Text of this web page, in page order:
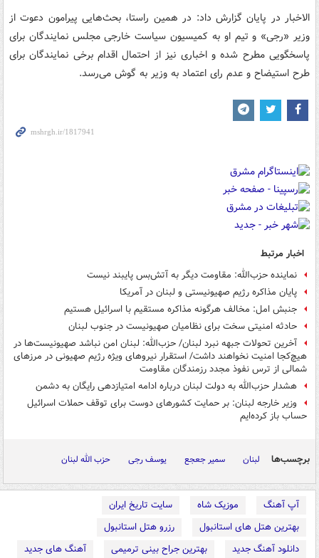
الاخبار در پایان گزارش داد: در همین راستا، بحث‌هایی پیرامون دعوت از
وزیر «رجی» و تیم او به کمیسیون سیاست خارجی مجلس نمایندگان برای
پاسخگویی مطرح شده و اخباری نیز از احتمال اقدام برخی نمایندگان برای
طرح استیضاح و عدم رای اعتماد به وزیر به گوش می‌رسد.
اخبار مرتبط
نماینده حزب‌الله: مقاومت دیگر به آتش‌بس پایبند نیست
پایان مذاکره رژیم صهیونیستی و لبنان در آمریکا
جنبش امل: مخالف هرگونه مذاکره مستقیم با اسرائیل هستیم
حادثه امنیتی سخت برای نظامیان صهیونیست در جنوب لبنان
آخرین تحولات جبهه نبرد لبنان/ حزب‌الله: لبنان امن نباشد صهیونیست‌ها در
هیچ‌کجا امنیت نخواهند داشت/ استقرار نیروهای ویژه رژیم صهیونی در مرزهای
شمالی از ترس نفوذ مجدد رزمندگان مقاومت
هشدار حزب‌الله به دولت لبنان درباره ادامه امتیازدهی رایگان به دشمن
وزیر خارجه لبنان: بر حمایت کشورهای دوست برای توقف حملات اسرائیل
حساب باز کرده‌ایم
برچسب‌ها لبنان سمیر جعجع یوسف رجی حزب الله لبنان
آپ آهنگ موزیک شاه
سایت تاریخ ایران
بهترین هتل های استانبول
رزرو هتل استانبول
دانلود آهنگ جدید
بهترین جراح بینی ترمیمی
آهنگ های جدید